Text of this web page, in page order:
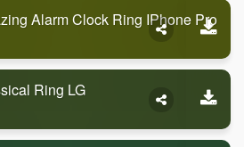
Alarm Clock Ring IPhone Pro
Ring LG